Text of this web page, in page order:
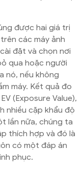
được hai giá trị
các máy ảnh
đặt và chọn nơi
qua hoặc người
nó, nếu không
máy. Kết quả đo
(Exposure Value),
nhiều cặp khẩu độ
lần nữa, chúng ta
thích hợp và đó là
có một đáp án
phục.